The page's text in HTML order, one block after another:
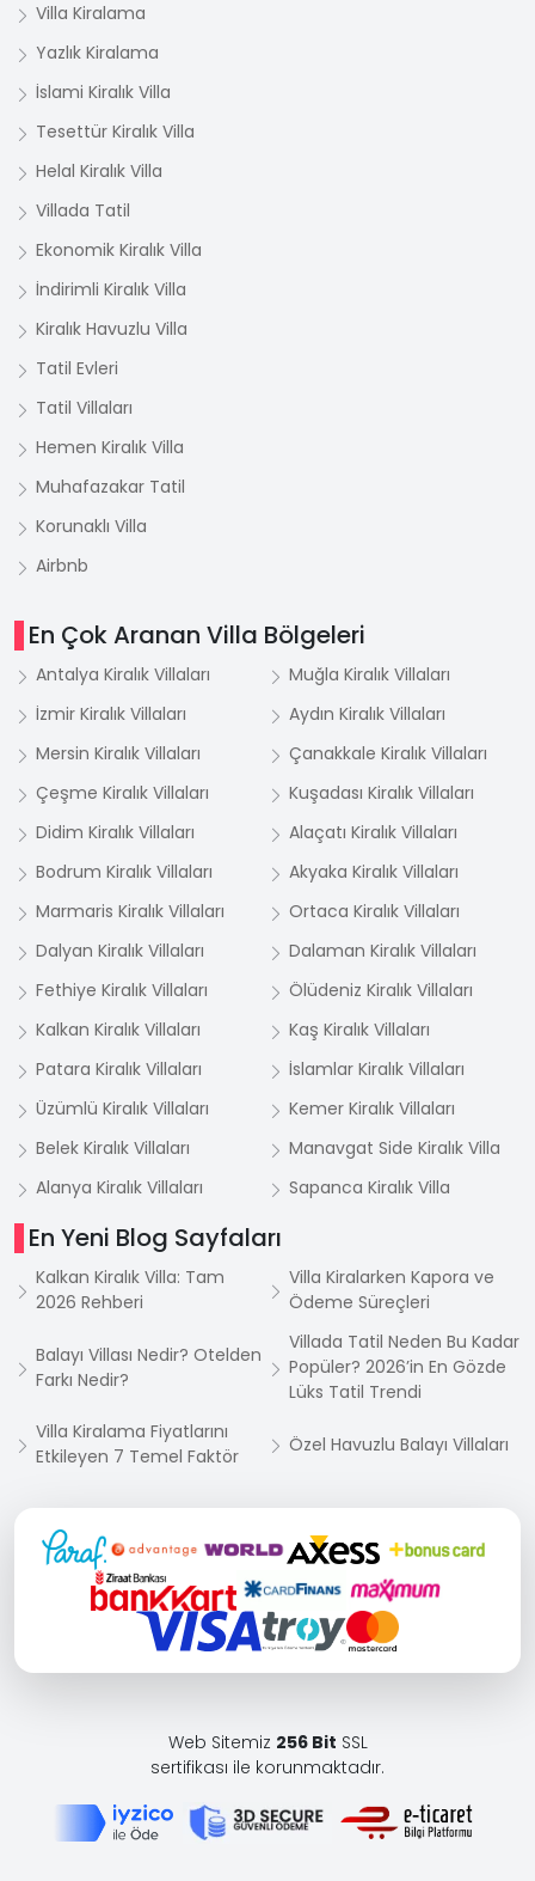
Villa Kiralama
Yazlık Kiralama
İslami Kiralık Villa
Tesettür Kiralık Villa
Helal Kiralık Villa
Villada Tatil
Ekonomik Kiralık Villa
İndirimli Kiralık Villa
Kiralık Havuzlu Villa
Tatil Evleri
Tatil Villaları
Hemen Kiralık Villa
Muhafazakar Tatil
Korunaklı Villa
Airbnb
En Çok Aranan Villa Bölgeleri
Antalya Kiralık Villaları
Muğla Kiralık Villaları
İzmir Kiralık Villaları
Aydın Kiralık Villaları
Mersin Kiralık Villaları
Çanakkale Kiralık Villaları
Çeşme Kiralık Villaları
Kuşadası Kiralık Villaları
Didim Kiralık Villaları
Alaçatı Kiralık Villaları
Bodrum Kiralık Villaları
Akyaka Kiralık Villaları
Marmaris Kiralık Villaları
Ortaca Kiralık Villaları
Dalyan Kiralık Villaları
Dalaman Kiralık Villaları
Fethiye Kiralık Villaları
Ölüdeniz Kiralık Villaları
Kalkan Kiralık Villaları
Kaş Kiralık Villaları
Patara Kiralık Villaları
İslamlar Kiralık Villaları
Üzümlü Kiralık Villaları
Kemer Kiralık Villaları
Belek Kiralık Villaları
Manavgat Side Kiralık Villa
Alanya Kiralık Villaları
Sapanca Kiralık Villa
En Yeni Blog Sayfaları
Kalkan Kiralık Villa: Tam
2026 Rehberi
Villa Kiralarken Kapora ve
Ödeme Süreçleri
Balayı Villası Nedir? Otelden
Farkı Nedir?
Villada Tatil Neden Bu Kadar
Popüler? 2026’in En Gözde
Lüks Tatil Trendi
Villa Kiralama Fiyatlarını
Etkileyen 7 Temel Faktör
Özel Havuzlu Balayı Villaları
Web Sitemiz 256 Bit SSL
sertifikası ile korunmaktadır.